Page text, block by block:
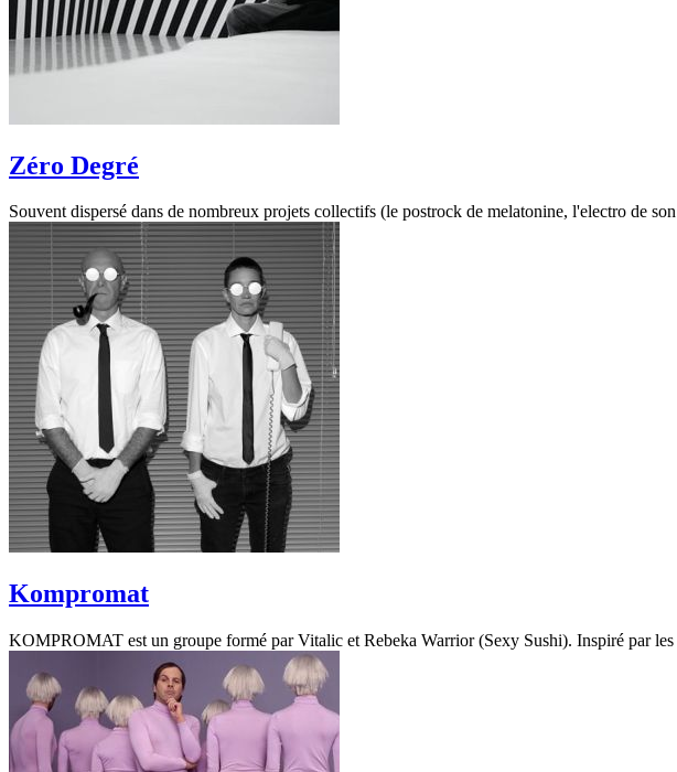
Zéro Degré
Souvent dispersé dans de nombreux projets collectifs (le postrock de melatonine, l'electro de
Kompromat
KOMPROMAT est un groupe formé par Vitalic et Rebeka Warrior (Sexy Sushi). Inspiré par